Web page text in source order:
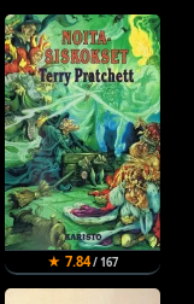
★ 7.84/ 167